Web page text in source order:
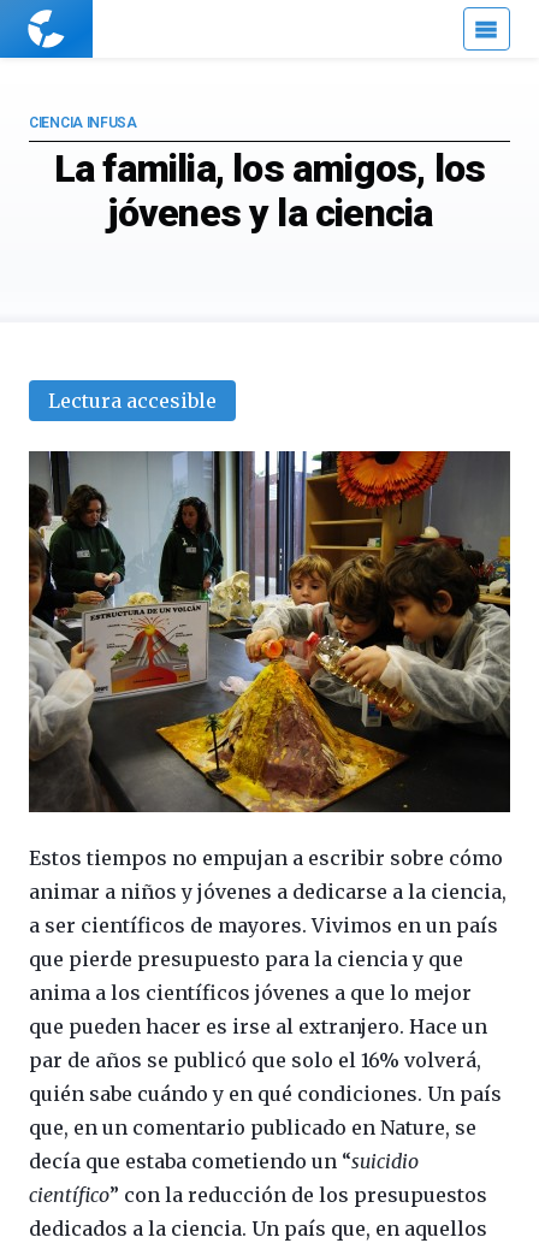
Cuaderno
La familia, los amigos, los
jóvenes y la ciencia
CIENCIA INFUSA
Lectura accesible
Estos tiempos no empujan a escribir sobre cómo
animar a niños y jóvenes a dedicarse a la ciencia,
a ser científicos de mayores. Vivimos en un país
que pierde presupuesto para la ciencia y que
anima a los científicos jóvenes a que lo mejor
que pueden hacer es irse al extranjero. Hace un
par de años se publicó que solo el 16% volverá,
quién sabe cuándo y en qué condiciones. Un país
que, en un comentario publicado en Nature, se
decía que estaba cometiendo un “suicidio
científico” con la reducción de los presupuestos
dedicados a la ciencia. Un país que, en aquellos